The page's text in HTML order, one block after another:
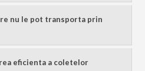
nu le pot transporta prin
eficienta a coletelor